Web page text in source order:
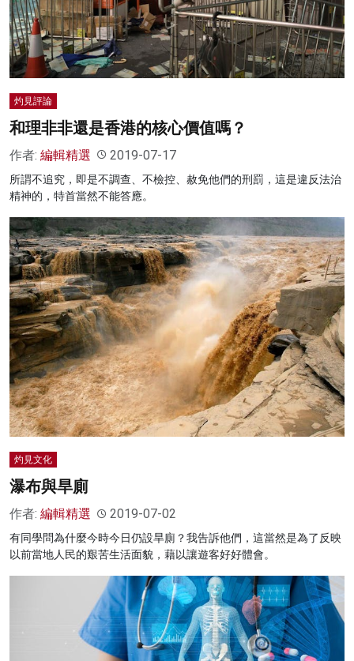
灼見評論
和理非非還是香港的核心價值嗎？
作者: 編輯精選 2019-07-17
所謂不追究，即是不調查、不檢控、赦免他們的刑罰，這是違反法治
精神的，特首當然不能答應。
灼見文化
瀑布與旱廁
作者: 編輯精選 2019-07-02
有同學問為什麼今時今日仍設旱廁？我告訴他們，這當然是為了反映
以前當地人民的艱苦生活面貌，藉以讓遊客好好體會。